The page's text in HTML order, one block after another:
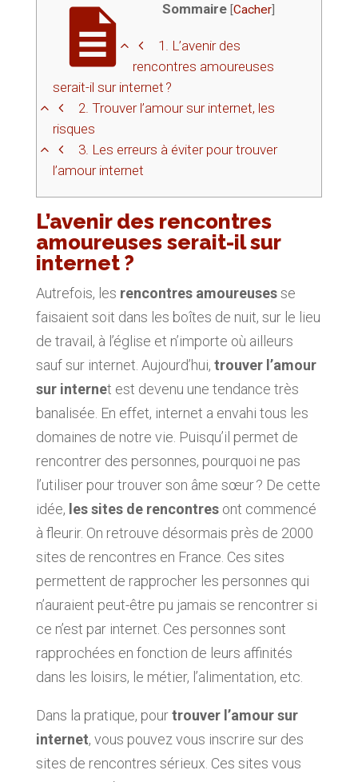
Sommaire [Cacher]
1. L’avenir des
rencontres amoureuses
serait-il sur internet ?
2. Trouver l’amour sur internet, les
risques
3. Les erreurs à éviter pour trouver
l’amour internet
L’avenir des rencontres
amoureuses serait-il sur
internet ?
Autrefois, les rencontres amoureusesse
faisaient soit dans les boîtes de nuit, sur le lieu
de travail, à l’église et n’importe où ailleurs
sauf sur internet. Aujourd’hui, trouver l’amour
sur internet est devenu une tendance très
banalisée. En effet, internet a envahi tous les
domaines de notre vie. Puisqu’il permet de
rencontrer des personnes, pourquoi ne pas
l’utiliser pour trouver son âme sœur ? De cette
idée, les sites de rencontresont commencé
à fleurir. On retrouve désormais près de 2000
sites de rencontres en France. Ces sites
permettent de rapprocher les personnes qui
n’auraient peut-être pu jamais se rencontrer si
ce n’est par internet. Ces personnes sont
rapprochées en fonction de leurs affinités
dans les loisirs, le métier, l’alimentation, etc.
Dans la pratique, pourtrouver l’amour sur
internet, vous pouvez vous inscrire sur des
sites de rencontres sérieux. Ces sites vous